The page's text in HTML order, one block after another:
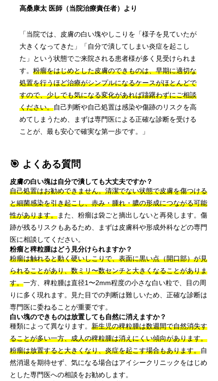
高桑康太 医師（当院治療責任者）より
「当院では、皮膚の白い塊やしこりを「様子を見ていたが
大きくなってきた」「自分で潰してしまい炎症を起こし
た」という状態でご来院される患者様が多く見受けられま
す。 粉瘤をはじめとした皮膚のできものは、早期に適切な
処置を行うほど治療がシンプルになるケースがほとんどで
すので、少しでも気になる変化があれば躊躇わずにご相談
ください。自己判断や自己処置は感染や傷跡のリスクを高
めてしまうため、まずは専門医による正確な診断を受ける
ことが、最も安心で確実な第一歩です。」
🎯 よくある質問
皮膚の白い塊は自分で潰しても大丈夫ですか？
自己処置はお勧めできません。清潔でない状態で皮膚を傷つける
と細菌感染を引き起こし、赤み・腫れ・膿の形成につながる可能
性があります。また、粉瘤は袋ごと摘出しないと再発します。傷
跡が残るリスクもあるため、まずは皮膚科や形成外科などの専門
医に相談してください。
粉瘤と稗粒腫はどう見分けられますか？
粉瘤は触れると動く硬いしこりで、表面に黒い点（開口部）が見
られることがあり、数ミリ〜数センチと大きくなることがありま
す。一方、稗粒腫は直径1〜2mm程度の小さな白い粒で、目の周
りに多く現れます。見た目での判断は難しいため、正確な診断は
専門医に委ねることが重要です。
白い塊のできものは放置しても自然に消えますか？
種類によって異なります。 新生児の稗粒腫は数週間で自然消失す
ることが多い一方、成人の稗粒腫は消えにくい傾向があります。
粉瘤は放置すると大きくなり、炎症を起こす場合もあります。自
然消退を期待せず、気になる場合はアイシークリニックをはじめ
とした専門医への相談をお勧めします。